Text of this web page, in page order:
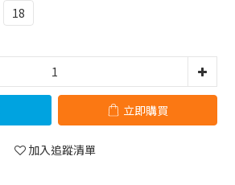
18
立即購買
加入追蹤清單